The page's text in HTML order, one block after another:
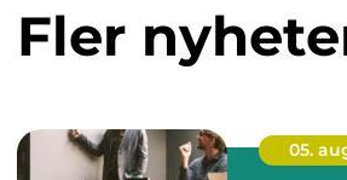
Fler
05.